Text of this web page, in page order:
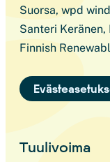
Suorsa, wpd
Santeri Keränen,
Finnish
Tuulivoima